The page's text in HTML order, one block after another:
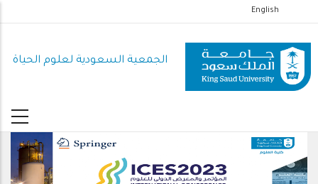
إلى
المحتوى
الرئيسي
English
الجمعية السعودية لعلوم الحياة